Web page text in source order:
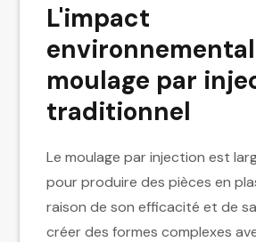
L'impact
moulage par
traditionnel
Le moulage par injection est
pour produire des pièces en
raison de son efficacité et de
créer des formes complexes